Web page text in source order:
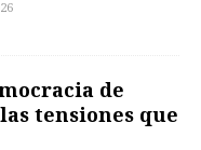
de
tensiones que